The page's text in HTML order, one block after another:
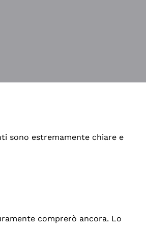
sono estremamente chiare e
comprerò ancora. Lo